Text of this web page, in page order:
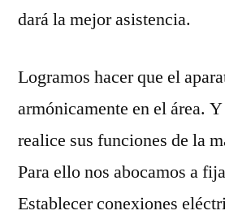
dará la mejor asistencia.
Logramos hacer que el
armónicamente en el área.
realice sus funciones de la
Para ello nos abocamos a
Establecer conexiones